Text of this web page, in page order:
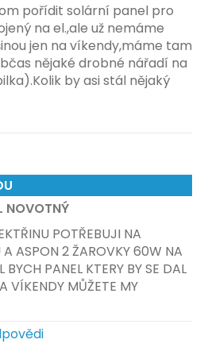
pořídit solární panel pro
na el.,ale už nemáme
jen na víkendy,máme tam
nějaké drobné nářadí na
by asi stál nějaký
NOVOTNÝ
POTŘEBUJI NA
ASPON 2 ŽAROVKY 60W NA
PANEL KTERY BY SE DAL
VÍKENDY MŮŽETE MY